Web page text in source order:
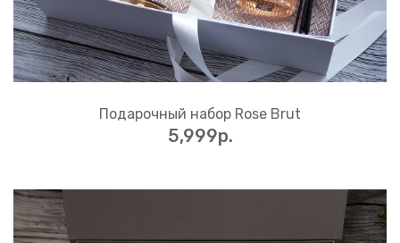
Подарочный набор Rose Brut
5,999p.